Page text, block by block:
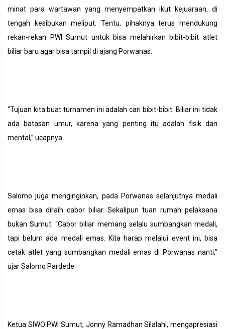
minat para wartawan yang menyempatkan ikut kejuaraan, di
tengah kesibukan meliput. Tentu, pihaknya terus mendukung
rekan-rekan PWI Sumut untuk bisa melahirkan bibit-bibit atlet
biliar baru agar bisa tampil di ajang Porwanas.
“Tujuan kita buat turnamen ini adalah cari bibit-bibit. Biliar ini tidak
ada batasan umur, karena yang penting itu adalah fisik dan
mental,” ucapnya.
Salomo juga menginginkan, pada Porwanas selanjutnya medali
emas bisa diraih cabor biliar. Sekalipun tuan rumah pelaksana
bukan Sumut. “Cabor biliar memang selalu sumbangkan medali,
tapi belum ada medali emas. Kita harap melalui event ini, bisa
cetak atlet yang sumbangkan medali emas di Porwanas nanti,”
ujar Salomo Pardede.
Ketua SIWO PWI Sumut, Jonny Ramadhan Silalahi, mengapresiasi